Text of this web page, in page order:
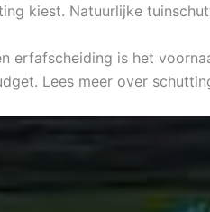
kiest. Natuurlijke
erfafscheiding is het
Lees meer over